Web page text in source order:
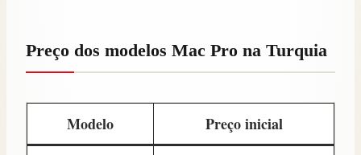
Preço dos modelos Mac Pro na Turquia
Modelo Preço inicial